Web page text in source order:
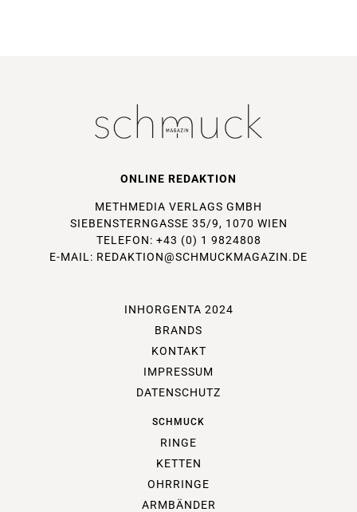
ONLINE REDAKTION
METHMEDIA VERLAGS GMBH
SIEBENSTERNGASSE 35/9, 1070 WIEN
TELEFON: +43 (0) 1 9824808
E-MAIL: REDAKTION@SCHMUCKMAGAZIN.DE
INHORGENTA 2024
BRANDS
KONTAKT
IMPRESSUM
DATENSCHUTZ
SCHMUCK
RINGE
KETTEN
OHRRINGE
ARMBÄNDER